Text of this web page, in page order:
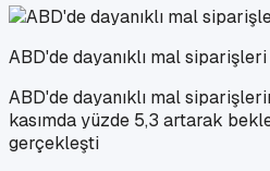
ABD'de dayanıklı mal siparişleri
ABD'de dayanıklı mal
kasımda yüzde 5,3 artarak
gerçekleşti